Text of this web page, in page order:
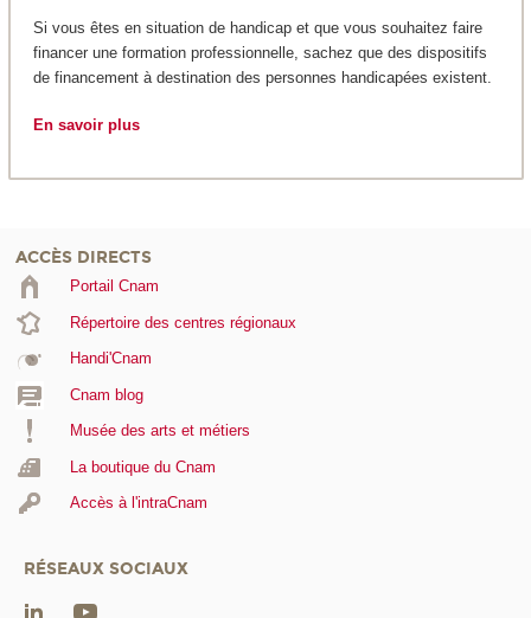
Si vous êtes en situation de handicap et que vous souhaitez faire
financer une formation professionnelle, sachez que des dispositifs
de financement à destination des personnes handicapées existent.
En savoir plus
ACCÈS DIRECTS
Portail Cnam
Répertoire des centres régionaux
Handi'Cnam
Cnam blog
Musée des arts et métiers
La boutique du Cnam
Accès à l'intraCnam
RÉSEAUX SOCIAUX